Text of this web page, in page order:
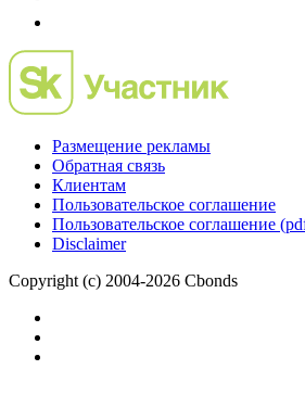
Размещение рекламы
Обратная связь
Клиентам
Пользовательское соглашение
Пользовательское соглашение
Disclaimer
Copyright (c) 2004-2026 Cbonds